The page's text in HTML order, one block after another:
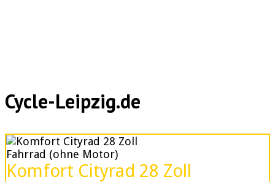
Cycle-Leipzig.de
Fahrrad (ohne Motor)
Komfort Cityrad 28 Zoll